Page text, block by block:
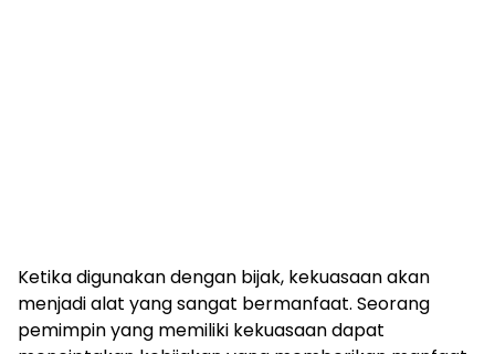
Ketika digunakan dengan bijak, kekuasaan akan
menjadi alat yang sangat bermanfaat. Seorang
pemimpin yang memiliki kekuasaan dapat